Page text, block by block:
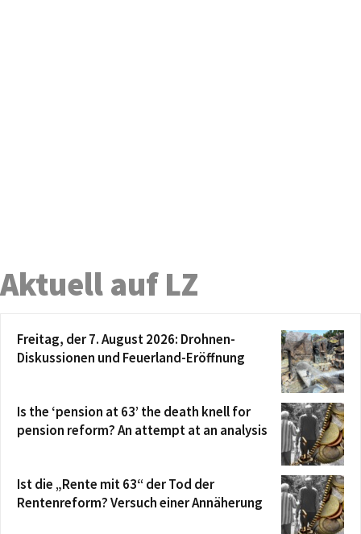
Aktuell auf LZ
Freitag, der 7. August 2026: Drohnen-
Diskussionen und Feuerland-Eröffnung
Is the ‘pension at 63’ the death knell for
pension reform? An attempt at an analysis
Ist die „Rente mit 63“ der Tod der
Rentenreform? Versuch einer Annäherung